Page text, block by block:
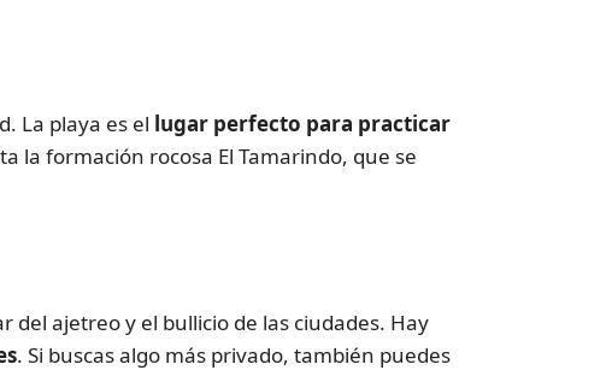
La playa es el lugar perfecto para practicar
la formación rocosa El Tamarindo, que se
del ajetreo y el bullicio de las ciudades. Hay
. Si buscas algo más privado, también puedes